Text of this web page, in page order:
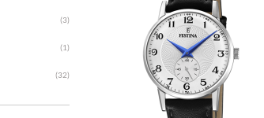
(3)
(1)
(32)